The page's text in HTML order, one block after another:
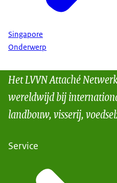
Singapore
Onderwerp
Het LVVN Attaché
wereldwijd bij
landbouw, visserij,
Service